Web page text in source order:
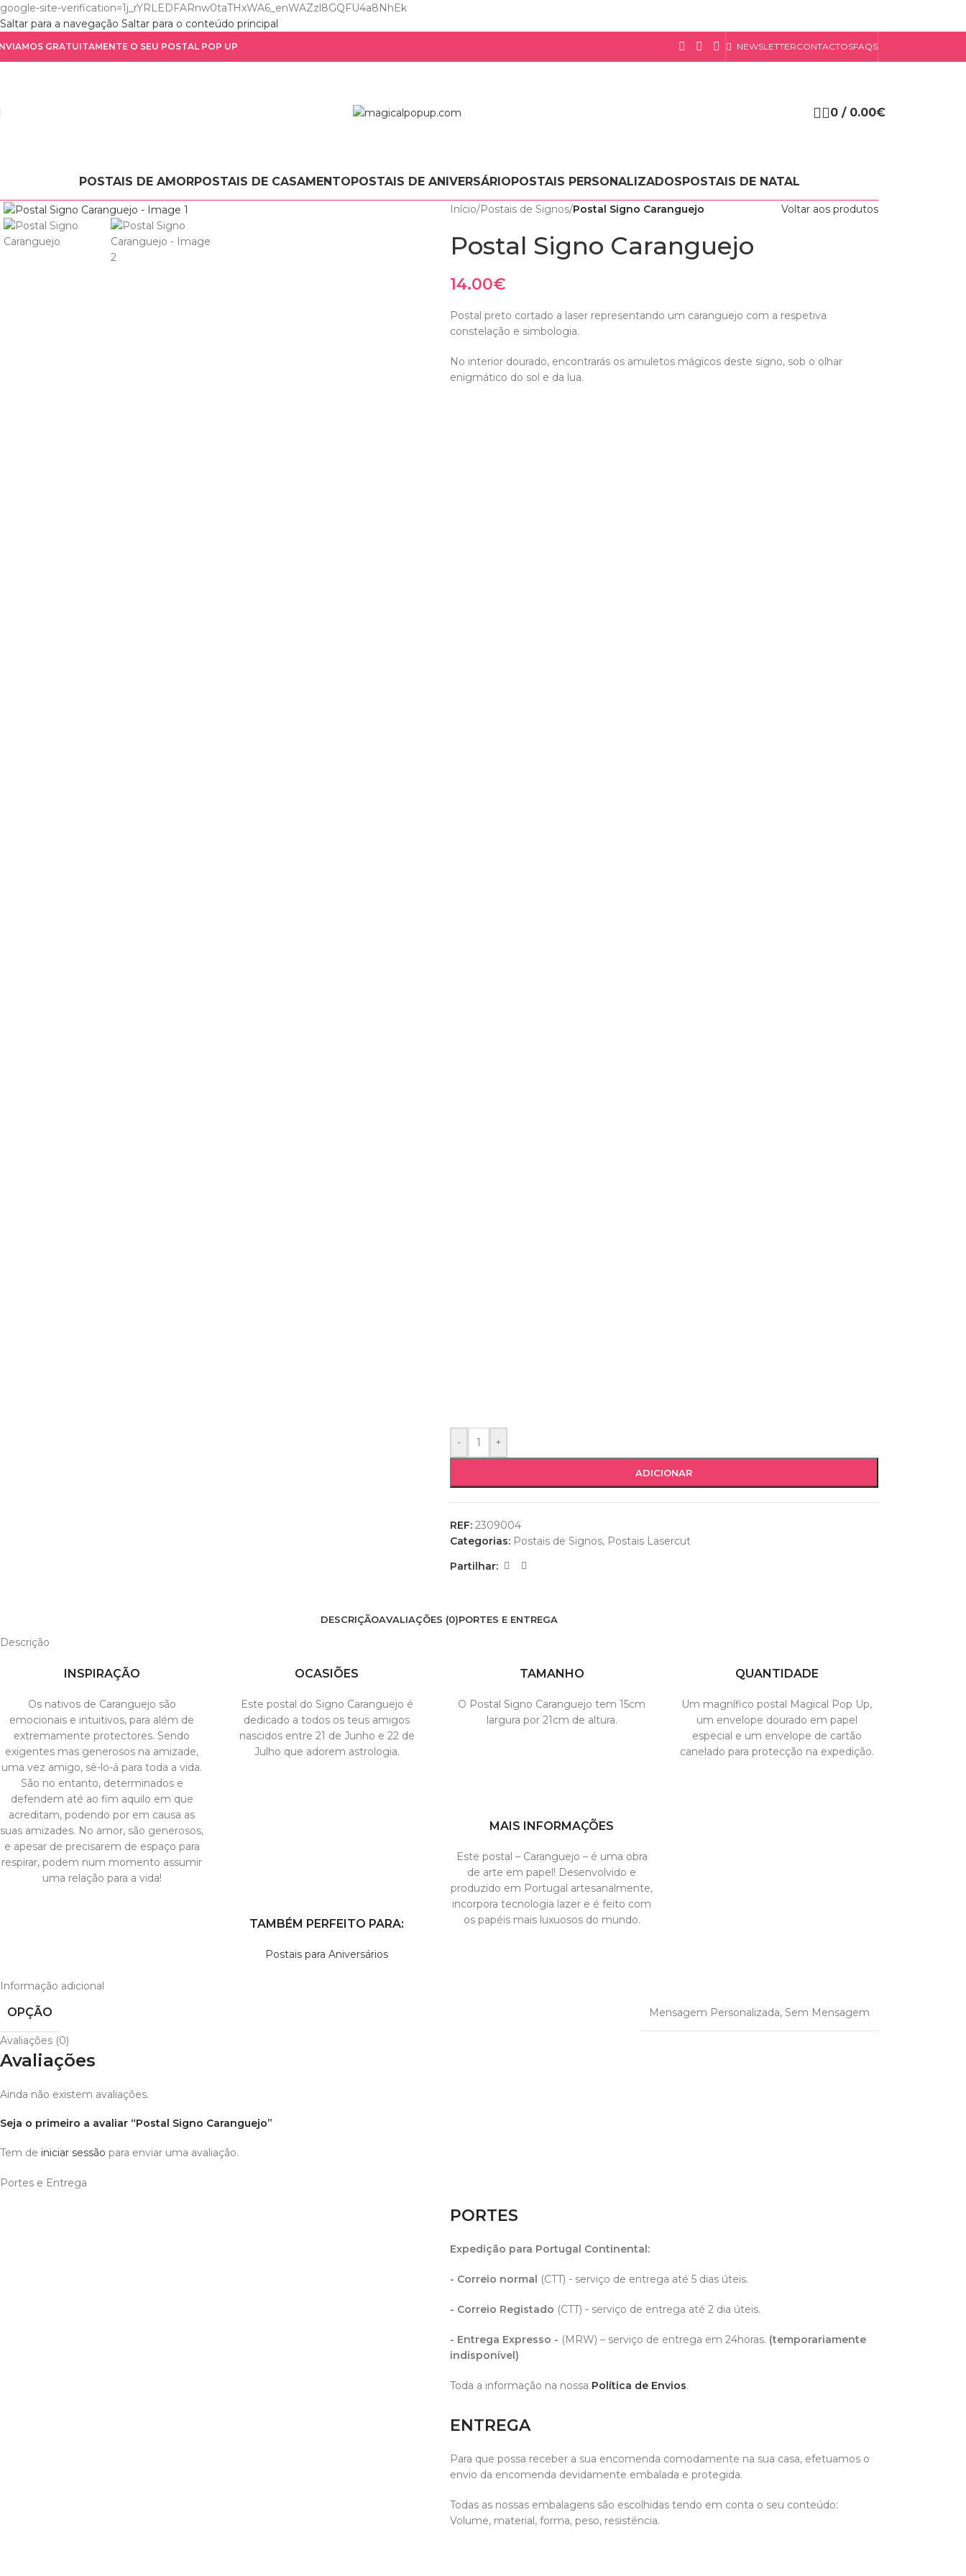
google-site-verification=1j_rYRLEDFARnw0taTHxWA6_enWAZzl8GQFU4a8NhEk
Saltar para a navegação Saltar para o conteúdo principal
GRATUITAMENTE O SEU POSTAL POP UP NEWSLETTERCONTACTOSFAQS
0 / 0.00€
POSTAIS DE AMORPOSTAIS DE CASAMENTOPOSTAIS DE ANIVERSÁRIOPOSTAIS PERSONALIZADOSPOSTAIS DE NATAL
Clique para ampliar
Início/Postais de Signos/Postal Signo Caranguejo Voltar aos produtos
Postal Signo Caranguejo
14.00€
Postal preto cortado a laser representando um caranguejo com a respetiva
constelação e simbologia.
No interior dourado, encontrarás os amuletos mágicos deste signo, sob o olhar
enigmático do sol e da lua.
- +
ADICIONAR
REF: 2309004
Categorias: Postais de Signos, Postais Lasercut
Partilhar:
DESCRIÇÃOAVALIAÇÕES (0)PORTES E ENTREGA
Descrição
INSPIRAÇÃO
Os nativos de Caranguejo são
emocionais e intuitivos, para além de
extremamente protectores. Sendo
exigentes mas generosos na amizade,
uma vez amigo, sê-lo-á para toda a vida.
São no entanto, determinados e
defendem até ao fim aquilo em que
acreditam, podendo por em causa as
suas amizades. No amor, são generosos,
e apesar de precisarem de espaço para
respirar, podem num momento assumir
uma relação para a vida!
OCASIÕES
Este postal do Signo Caranguejo é
dedicado a todos os teus amigos
nascidos entre 21 de Junho e 22 de
Julho que adorem astrologia.
TAMBÉM PERFEITO PARA:
Postais para Aniversários
TAMANHO
O Postal Signo Caranguejo tem 15cm
largura por 21cm de altura.
QUANTIDADE
Um magnífico postal Magical Pop Up,
um envelope dourado em papel
especial e um envelope de cartão
canelado para protecção na expedição.
MAIS INFORMAÇÕES
Este postal – Caranguejo – é uma obra
de arte em papel! Desenvolvido e
produzido em Portugal artesanalmente,
incorpora tecnologia lazer e é feito com
os papéis mais luxuosos do mundo.
Informação adicional
OPÇÃO Mensagem Personalizada, Sem Mensagem
Avaliações (0)
Avaliações
Ainda não existem avaliações.
Seja o primeiro a avaliar “Postal Signo Caranguejo”
Tem de iniciar sessão para enviar uma avaliação.
Portes e Entrega
PORTES
Expedição para Portugal Continental :
- Correio normal (CTT) - serviço de entrega até 5 dias úteis.
- Correio Registado (CTT) - serviço de entrega até 2 dia úteis.
- Entrega Expresso - (MRW) – serviço de entrega em 24horas. (temporariamente
indisponível)
Toda a informação na nossa Política de Envios.
ENTREGA
Para que possa receber a sua encomenda comodamente na sua casa, efetuamos o
envio da encomenda devidamente embalada e protegida.
Todas as nossas embalagens são escolhidas tendo em conta o seu conteúdo:
Volume, material, forma, peso, resistência.